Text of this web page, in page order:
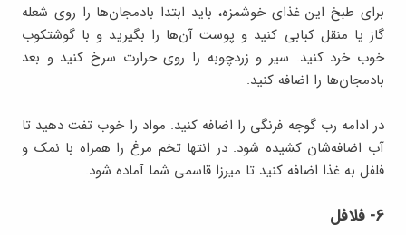
برای طبخ این غذای خوشمزه، باید ابتدا بادمجان‌ها را روی شعله
گاز یا منقل کبابی کنید و پوست آن‌ها را بگیرید و با گوشتکوب
خوب خرد کنید. سیر و زردچوبه را روی حرارت سرخ کنید و بعد
بادمجان‌ها را اضافه کنید.
در ادامه رب گوجه فرنگی را اضافه کنید. مواد را خوب تفت دهید تا
آب اضافه‌شان کشیده شود. در انتها تخم مرغ را همراه با نمک و
فلفل به غذا اضافه کنید تا میرزا قاسمی شما آماده شود.
۶- فلافل